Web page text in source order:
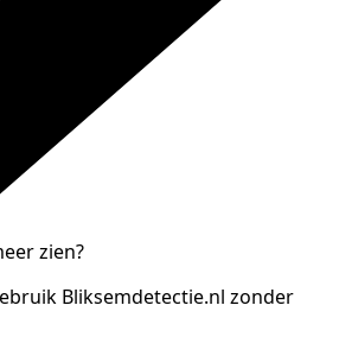
zien?
Bliksemdetectie.nl zonder